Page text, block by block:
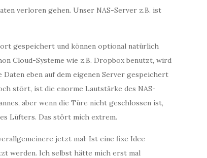
verloren gehen. Unser NAS-Server z.B. ist
gespeichert und können optional natürlich
Cloud-Systeme wie z.B. Dropbox benutzt, wird
eben auf dem eigenen Server gespeichert
stört, ist die enorme Lautstärke des NAS-
aber wenn die Türe nicht geschlossen ist,
Lüfters. Das stört mich extrem.
jetzt mal: Ist eine fixe Idee
werden. Ich selbst hätte mich erst mal